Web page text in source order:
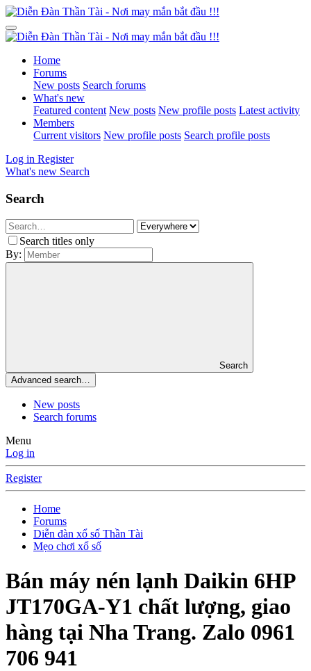
Home
Forums
New posts Search forums
What's new
Featured content New posts New profile posts Latest activity
Members
Current visitors New profile posts Search profile posts
Log in Register
What's new Search
Search
Search titles only
By:
Search
Advanced search…
New posts
Search forums
Menu
Log in
Register
Home
Forums
Diễn đàn xổ số Thần Tài
Mẹo chơi xổ số
Bán máy nén lạnh Daikin 6HP
JT170GA-Y1 chất lượng, giao
hàng tại Nha Trang. Zalo 0961
706 941